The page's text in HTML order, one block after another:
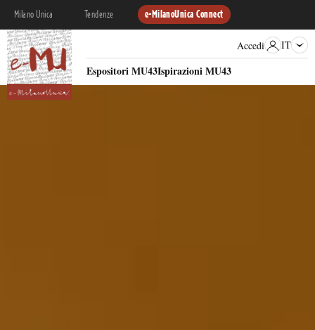
Milano Unica Tendenze e-MilanoUnica Connect
Espositori MU43Ispirazioni MU43
Accedi IT